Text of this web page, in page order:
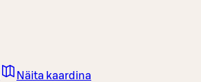
Näita kaardina